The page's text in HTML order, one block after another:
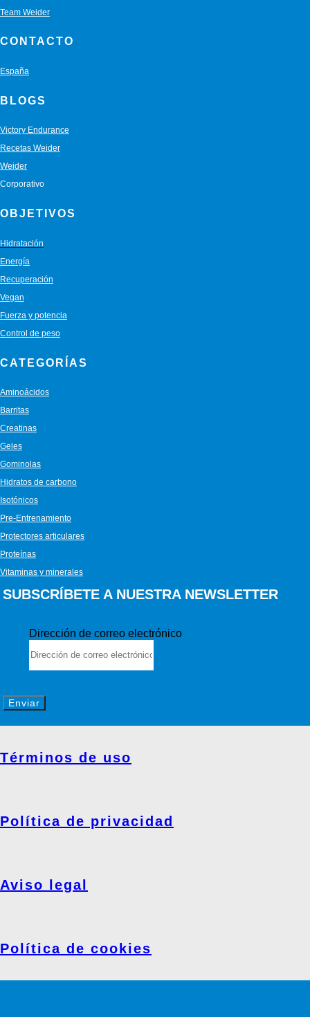
Team Weider
CONTACTO
España
BLOGS
Victory Endurance
Recetas Weider
Weider
Corporativo
OBJETIVOS
Hidratación
Energía
Recuperación
Vegan
Fuerza y potencia
Control de peso
CATEGORÍAS
Aminoácidos
Barritas
Creatinas
Geles
Gominolas
Hidratos de carbono
Isotónicos
Pre-Entrenamiento
Protectores articulares
Proteínas
Vitaminas y minerales
SUBSCRÍBETE A NUESTRA NEWSLETTER
Dirección de correo electrónico
Enviar
Términos de uso
Política de privacidad
Aviso legal
Política de cookies